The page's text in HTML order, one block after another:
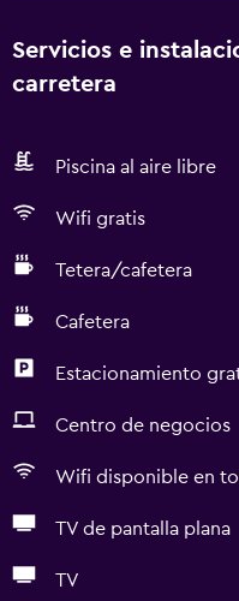
Servicios e
carretera
Piscina al aire libre
Wifi gratis
Tetera/cafetera
Cafetera
Estacionamiento
Centro de negocios
Wifi disponible en
TV de pantalla plana
TV